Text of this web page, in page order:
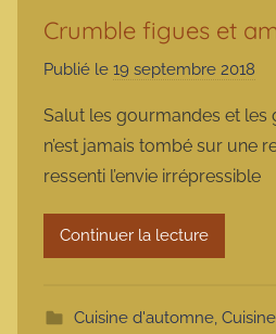
Crumble figues et
Publié le 19 septembre 2018
r
m
a
t
Salut les gourmandes et les
n’est jamais tombé sur une
ressenti l’envie irrépressible
Continuer la lecture
Cuisine d'automne,